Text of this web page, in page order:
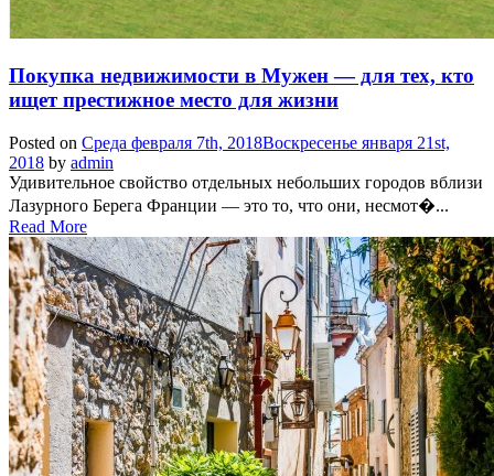
Покупка недвижимости в Мужен — для тех, кто
ищет престижное место для жизни
Posted on Среда февраля 7th, 2018Воскресенье января 21st,
2018 by admin
Удивительное свойство отдельных небольших городов вблизи
Лазурного Берега Франции — это то, что они, несмот�...
Read More